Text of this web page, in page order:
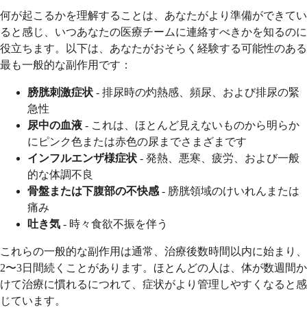
何が起こるかを理解することは、あなたがより準備ができてい
ると感じ、いつあなたの医療チームに連絡すべきかを知るのに
役立ちます。以下は、あなたがおそらく経験する可能性のある
最も一般的な副作用です：
膀胱刺激症状 - 排尿時の灼熱感、頻尿、および排尿の緊
急性
尿中の血液 - これは、ほとんど見えないものから明らか
にピンク色または赤色の尿までさまざまです
インフルエンザ様症状 - 発熱、悪寒、疲労、および一般
的な体調不良
骨盤または下腹部の不快感 - 膀胱領域のけいれんまたは
痛み
吐き気 - 時々食欲不振を伴う
これらの一般的な副作用は通常、治療後数時間以内に始まり、
2〜3日間続くことがあります。ほとんどの人は、体が数週間か
けて治療に慣れるにつれて、症状がより管理しやすくなると感
じています。